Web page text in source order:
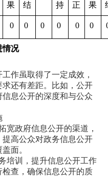
果 结 持 正 果
0 0 0 0 0 0
情况
作虽取得了一定成效，
还有差距。比如，公开
息公开的深度和与公众
宽政府信息公开的渠道，
高公众对政务信息公开
面。
培训，提升信息公开工作
查，确保信息公开的质